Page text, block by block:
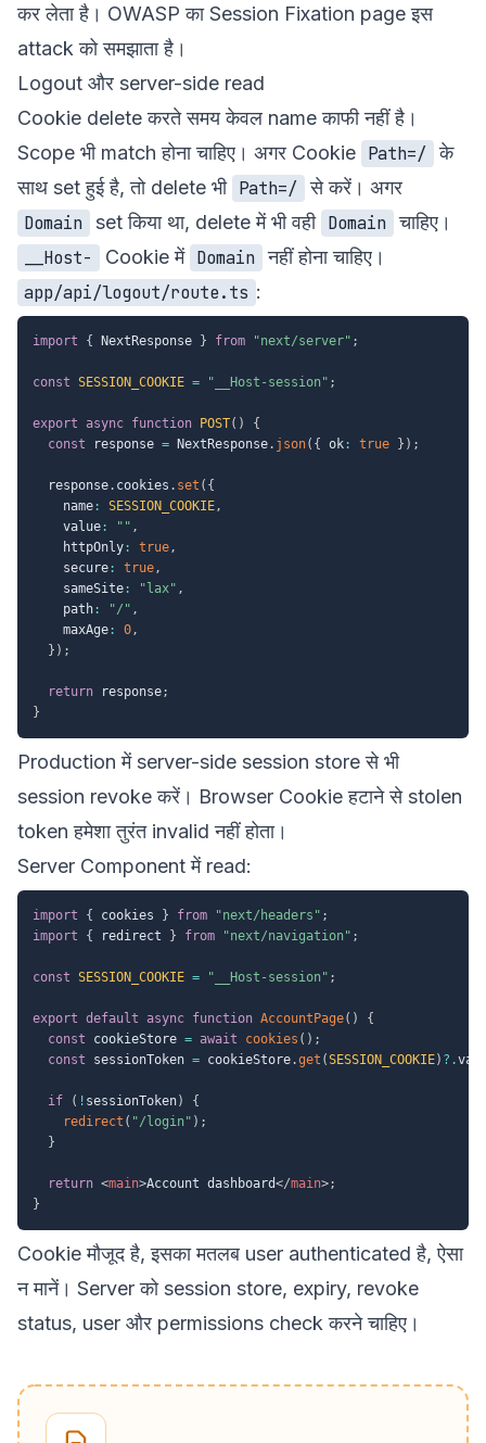
कर लेता है। OWASP काSession Fixation page इस
attack को समझाता है।
Logout और server-side read
Cookie delete करते समय केवल name काफी नहीं है।
Scope भी match होना चाहिए। अगर Cookie Path=/ के
साथ set हुई है, तो delete भी Path=/ से करें। अगर
Domain
set किया था, delete में भी वही Domain चाहिए।
__Host-
Cookie में Domain नहीं होना चाहिए।
app/api/logout/route.ts :
import { NextResponse } from "next/server" ;
const SESSION_COOKIE = "__Host-session" ;
export async function POST( )
{
const response = NextResponse. json( { ok : true } ) ;
  response
. cookies . set ( {
    name
: SESSION_COOKIE,
    value
: "" ,
    httpOnly
: true,
    secure
: true,
    sameSite
: "lax" ,
    path
: "/" ,
    maxAge
: 0,
} ) ;
return response;
}
Production में server-side session store से भी
session revoke करें। Browser Cookie हटाने से stolen
token हमेशा तुरंत invalid नहीं होता।
Server Component में read:
import { cookies } from "next/headers" ;
import
{ redirect } from "next/navigation" ;
const SESSION_COOKIE = "__Host-session" ;
export default async function AccountPage( )
{
const cookieStore = await cookies ( ) ;
const sessionToken = cookieStore.get (SESSION_COOKIE) ?.
if ( ! sessionToken)
{
redirect ( "/login" ) ;
}
return <main>Account dashboard</main>;
}
Cookie मौजूद है, इसका मतलब user authenticated है, ऐसा
न मानें। Server को session store, expiry, revoke
status, user और permissions check करने चाहिए।